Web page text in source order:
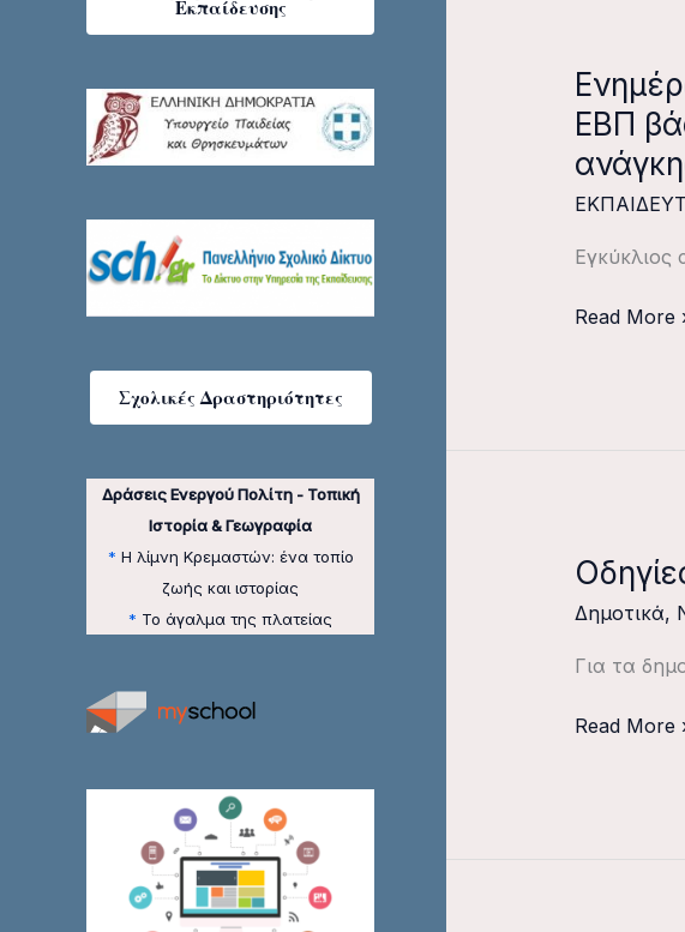
Εκπαίδευσης
Σχολικές Δραστηριότητες
Δράσεις Ενεργού Πολίτη - Τοπική
Ιστορία & Γεωγραφία
* Η λίμνη Κρεμαστών: ένα τοπίο
ζωής και ιστορίας
* Το άγαλμα της πλατείας
ΕΒΠ
Εγκύκλιος
Ενημέρωση
για
άδειες
και
ΕΕΠ-
βάσει
της
διασποράς
κορωνοιού
Read More
Δημοτικά,
Για τα
Οδηγίες
ΕΟΔΥ
για
Read More